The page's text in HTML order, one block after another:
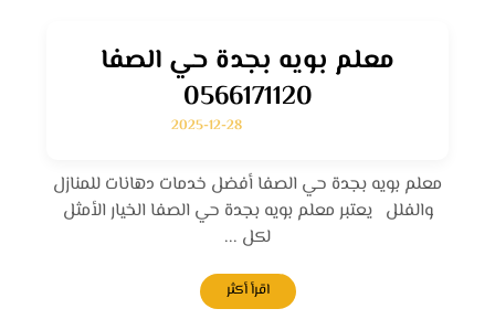
معلم بويه بجدة حي الصفا
0566171120
2025-12-28
معلم بويه بجدة حي الصفا أفضل خدمات دهانات للمنازل
والفلل يعتبر معلم بويه بجدة حي الصفا الخيار الأمثل
لكل ...
اقرأ أكثر